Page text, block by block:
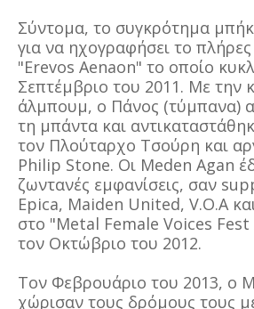
Σύντομα, το συγκρότημα
για να ηχογραφήσει το
"Erevos Aenaon" το οποίο
Σεπτέμβριο του 2011. Με την
άλμπουμ, ο Πάνος (τύμπανα)
τη μπάντα και
τον Πλούταρχο Τσούρη και
Philip Stone. Οι Meden Agan
ζωντανές εμφανίσεις, σαν
Epica, Maiden United, V.O.A
στο "Metal Female Voices Fest
τον Οκτώβριο του 2012.
Τον Φεβρουάριο του 2013, ο
χώρισαν τους δρόμους τους